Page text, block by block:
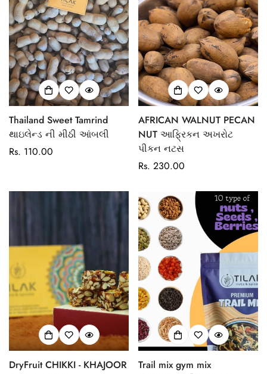
Thailand Sweet Tamrind
થાઇલેન્ડ ની મીઠી આંબલી
Regular
Rs. 110.00
AFRICAN WALNUT PECAN
NUT આફ્રિકન અખરોટ
પીકન નટસ
Regular
Rs. 230.00
DryFruit CHIKKI - KHAJOOR
Trail mix gym mix